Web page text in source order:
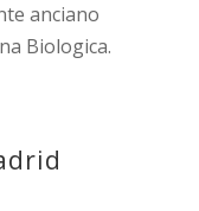
anciano
Biologica.